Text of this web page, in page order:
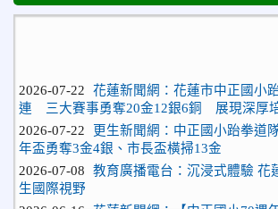
連 三大賽事勇奪20金12銀6銅 展現深厚
2026-07-22
更生新聞網：中正國小跆拳道
年盃勇奪3金4銀、市長盃橫掃13金
2026-07-08
教育廣播電台：沉浸式體驗 花
生國際視野
2026-06-16